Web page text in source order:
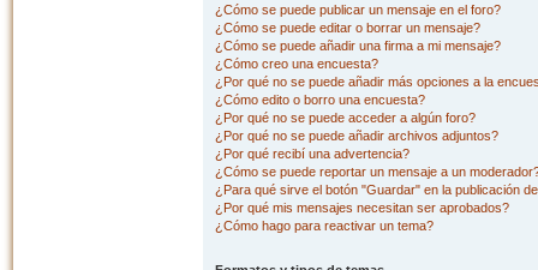
¿Cómo se puede publicar un mensaje en el foro?
¿Cómo se puede editar o borrar un mensaje?
¿Cómo se puede añadir una firma a mi mensaje?
¿Cómo creo una encuesta?
¿Por qué no se puede añadir más opciones a la
¿Cómo edito o borro una encuesta?
¿Por qué no se puede acceder a algún foro?
¿Por qué no se puede añadir archivos adjuntos?
¿Por qué recibí una advertencia?
¿Cómo se puede reportar un mensaje a un
¿Para qué sirve el botón "Guardar" en la publicación
¿Por qué mis mensajes necesitan ser aprobados?
¿Cómo hago para reactivar un tema?